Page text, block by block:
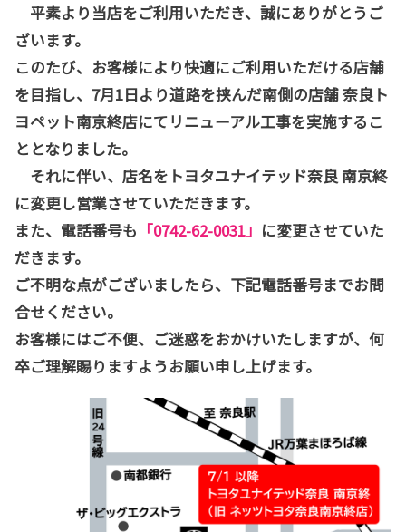
平素より当店をご利用いただき、誠にありがとうご
ざいます。
このたび、お客様により快適にご利用いただける店舗
を目指し、7月1日より道路を挟んだ南側の店舗 奈良ト
ヨペット南京終店にてリニューアル工事を実施するこ
ととなりました。
それに伴い、店名をトヨタユナイテッド奈良 南京終
に変更し営業させていただきます。
また、電話番号も 「0742-62-0031」 に変更させていた
だきます。
ご不明な点がございましたら、下記電話番号までお問
合せください。
お客様にはご不便、ご迷惑をおかけいたしますが、何
卒ご理解賜りますようお願い申し上げます。